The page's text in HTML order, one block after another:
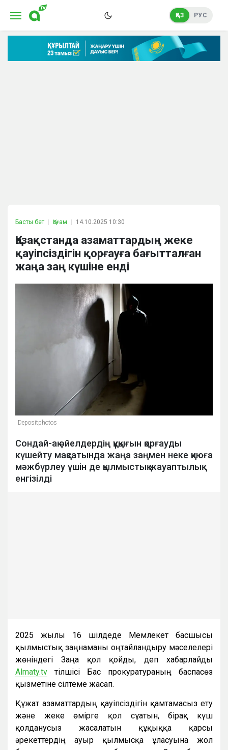
ҚАЗ РУС
Басты бет Қоғам 14.10.2025 10:30
Қазақстанда азаматтардың жеке
қауіпсіздігін қорғауға бағытталған
жаңа заң күшіне енді
Depositphotos
Сондай-ақ әйелдердің құқығын қорғауды
күшейту мақсатында жаңа заңмен неке қиюға
мәжбүрлеу үшін де қылмыстық жауаптылық
енгізілді
2025 жылғы 16 шілдеде Мемлекет басшысы
қылмыстық заңнаманы оңтайландыру мәселелері
жөніндегі Заңға қол қойды, деп хабарлайды
Almaty.tv тілшісі Бас прокуратураның баспасөз
қызметіне сілтеме жасап.
Құжат азаматтардың қауіпсіздігін қамтамасыз ету
және жеке өмірге қол сұғатын, бірақ күш
қолданусыз жасалатын құқыққа қарсы
әрекеттердің ауыр қылмысқа ұласуына жол